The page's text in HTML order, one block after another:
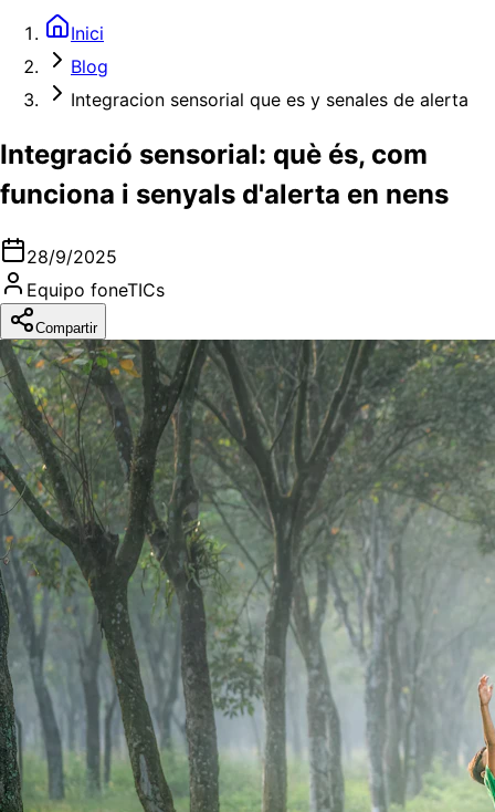
Inici
Blog
Integracion sensorial que es y senales de alerta
Integració sensorial: què és, com
funciona i senyals d'alerta en nens
28/9/2025
Equipo foneTICs
Compartir